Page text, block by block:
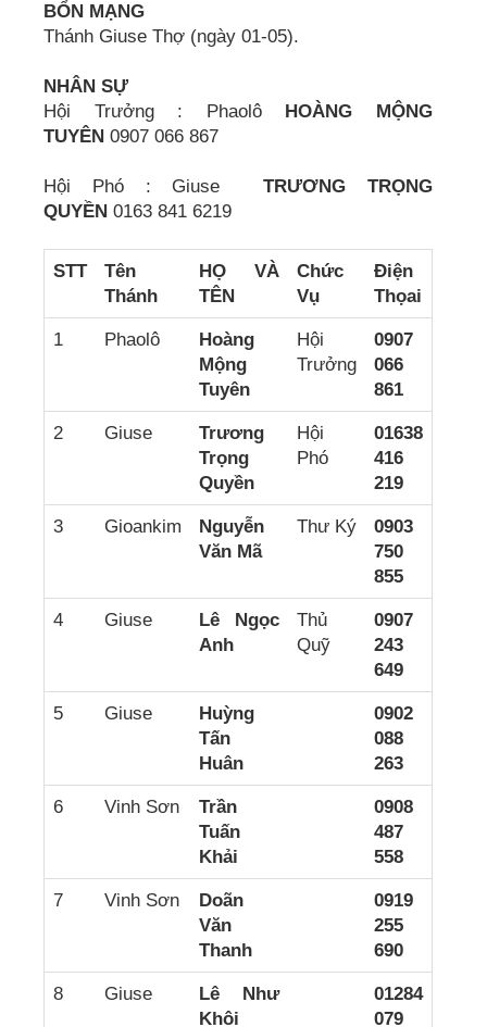
BỔN MẠNG
Thánh Giuse Thợ (ngày 01-05).
NHÂN SỰ
Hội Trưởng : Phaolô HOÀNG MỘNG
TUYÊN 0907 066 867
Hội Phó : GiuseTRƯƠNG TRỌNG
QUYỀN 0163 841 6219
STT
Tên
Thánh
HỌ VÀ
TÊN
Chức
Vụ
Điện
Thọai
1 Phaolô
Hoàng
Mộng
Tuyên
Hội
Trưởng
0907
066
861
2 Giuse
Trương
Trọng
Quyền
Hội
Phó
01638
416
219
3 Gioankim
Nguyễn
Văn Mã
Thư Ký
0903
750
855
4 Giuse
Lê Ngọc
Anh
Thủ
Quỹ
0907
243
649
5 Giuse
Huỳng
Tấn
Huân
0902
088
263
6 Vinh Sơn
Trần
Tuấn
Khải
0908
487
558
7 Vinh Sơn
Doãn
Văn
Thanh
0919
255
690
8 Giuse
Lê Như
Khôi
01284
079